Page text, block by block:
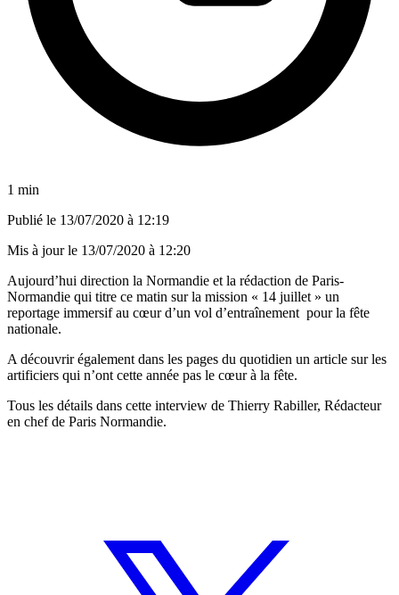
1 min
Publié le 13/07/2020 à 12:19
Mis à jour le 13/07/2020 à 12:20
Aujourd’hui direction la Normandie et la rédaction de Paris-
Normandie qui titre ce matin sur la mission « 14 juillet » un
reportage immersif au cœur d’un vol d’entraînement pour la fête
nationale.
A découvrir également dans les pages du quotidien un article sur les
artificiers qui n’ont cette année pas le cœur à la fête.
Tous les détails dans cette interview de Thierry Rabiller, Rédacteur
en chef de Paris Normandie.